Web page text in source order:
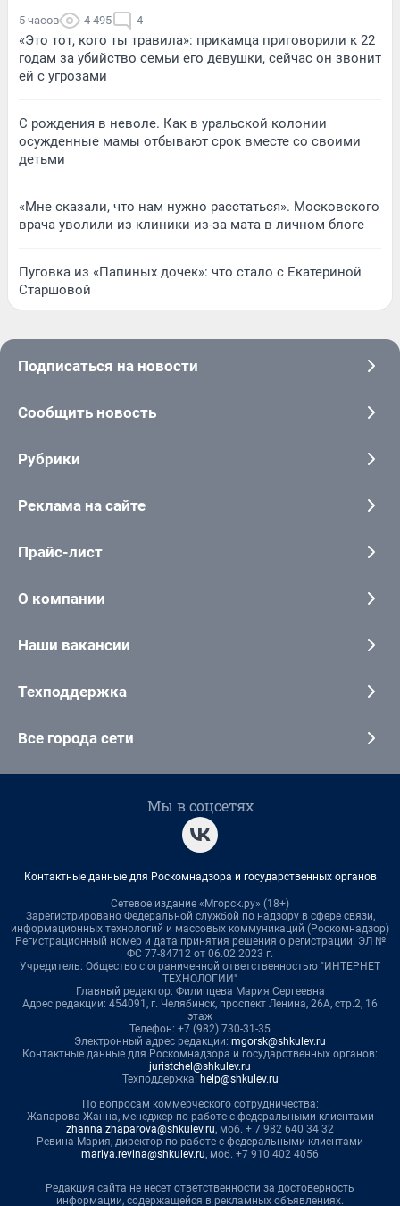
5 часов 4 495 4
«Это тот, кого ты травила»: прикамца приговорили к 22
годам за убийство семьи его девушки, сейчас он звонит
ей с угрозами
С рождения в неволе. Как в уральской колонии
осужденные мамы отбывают срок вместе со своими
детьми
«Мне сказали, что нам нужно расстаться». Московского
врача уволили из клиники из-за мата в личном блоге
Пуговка из «Папиных дочек»: что стало с Екатериной
Старшовой
Подписаться на новости
Сообщить новость
Рубрики
Реклама на сайте
Прайс-лист
О компании
Наши вакансии
Техподдержка
Все города сети
Мы в соцсетях
Контактные данные для Роскомнадзора и государственных органов
Сетевое издание «Мгорск.ру» (18+)
Зарегистрировано Федеральной службой по надзору в сфере связи,
информационных технологий и массовых коммуникаций (Роскомнадзор)
Регистрационный номер и дата принятия решения о регистрации: ЭЛ №
ФС 77-84712 от 06.02.2023 г.
Учредитель: Общество с ограниченной ответственностью "ИНТЕРНЕТ
ТЕХНОЛОГИИ"
Главный редактор: Филипцева Мария Сергеевна
Адрес редакции: 454091, г. Челябинск, проспект Ленина, 26А, стр.2, 16
этаж
Телефон: +7 (982) 730-31-35
Электронный адрес редакции: mgorsk@shkulev.ru
Контактные данные для Роскомнадзора и государственных органов:
juristchel@shkulev.ru
Техподдержка: help@shkulev.ru
По вопросам коммерческого сотрудничества:
Жапарова Жанна, менеджер по работе с федеральными клиентами
zhanna.zhaparova@shkulev.ru, моб. + 7 982 640 34 32
Ревина Мария, директор по работе с федеральными клиентами
mariya.revina@shkulev.ru, моб. +7 910 402 4056
Редакция сайта не несет ответственности за достоверность
информации, содержащейся в рекламных объявлениях.